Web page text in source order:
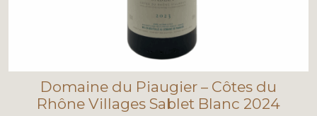
Domaine du Piaugier – Côtes du
Rhône Villages Sablet Blanc 2024